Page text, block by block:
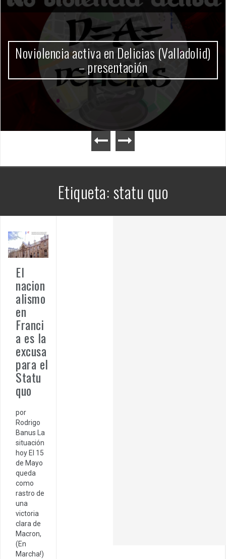
Gobierno Milei
Etiqueta:statu quo
El
nacion
alismo
en
Franci
a es la
excusa
para el
Statu
quo
por
Rodrigo
Banus La
situación
hoy El 15
de Mayo
queda
como
rastro de
una
victoria
clara de
Macron,
(En
Marcha!)